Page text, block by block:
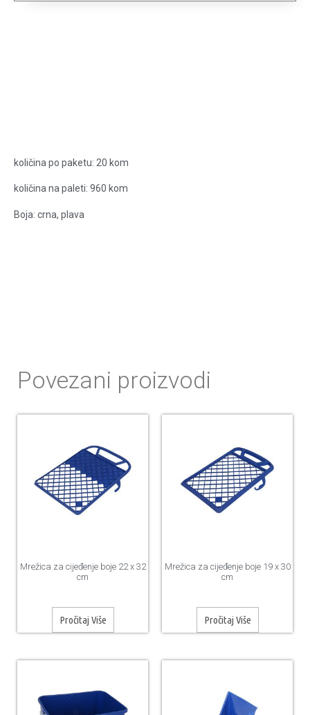
količina po paketu: 20 kom
količina na paleti: 960 kom
Boja: crna, plava
Povezani proizvodi
Mrežica za cijeđenje boje 22 x 32
cm
Pročitaj Više
Mrežica za cijeđenje boje 19 x 30
cm
Pročitaj Više